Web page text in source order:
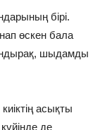
бірі.
өскен бала
шыдамды
асықты
де